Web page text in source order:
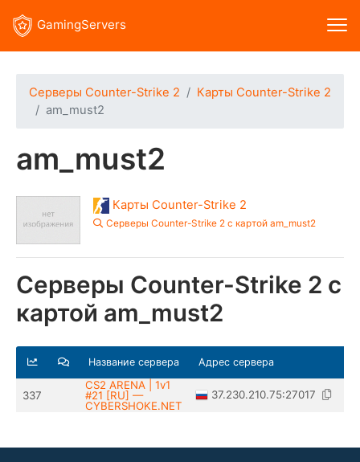
GamingServers
Серверы Counter-Strike 2
Карты Counter-Strike 2
am_must2
am_must2
Карты Counter-Strike 2
Серверы Counter-Strike 2 с картой am_must2
Серверы Counter-Strike 2 с
картой am_must2
Название сервера Адрес сервера
337
CS2 ARENA | 1v1
#21 [RU] —
CYBERSHOKE.NET
37.230.210.75:27017